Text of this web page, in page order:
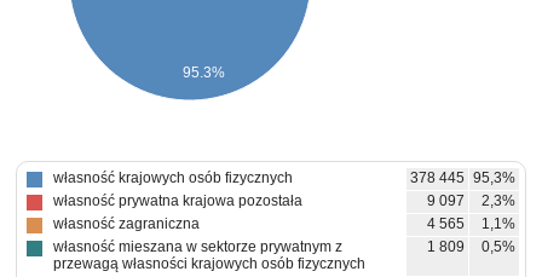
95.3%
własność krajowych osób fizycznych 378 445 95,3%
własność prywatna krajowa pozostała
9 097
2,3%
własność zagraniczna
4 565
1,1%
własność mieszana w sektorze prywatnym z
przewagą własności krajowych osób fizycznych
1 809 0,5%